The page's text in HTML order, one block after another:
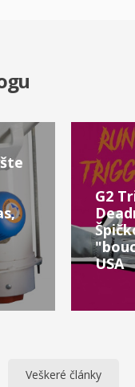
G2
USA
Veškeré články